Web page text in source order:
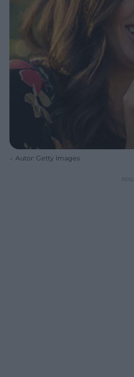
Autor: Getty Images